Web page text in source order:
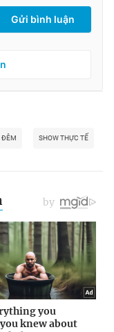
Gửi bình luận
ĐÊM SHOW THỰC TẾ